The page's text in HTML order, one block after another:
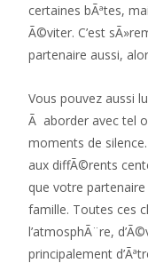
certaines bÃªtes,
Ã©viter. C’est
partenaire aussi,
Vous pouvez aussi
Ã aborder avec tel
moments de
aux diffÃ©rents
que votre
famille. Toutes ces
l’atmosphÃ¨re,
principalement